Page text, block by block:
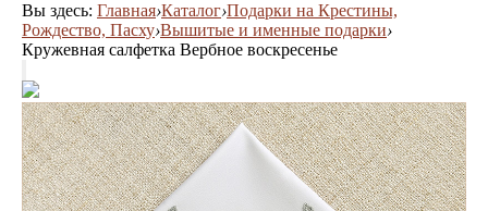
Вы здесь: Главная›Каталог›Подарки на Крестины,
Рождество, Пасху›Вышитые и именные подарки›
Кружевная салфетка Вербное воскресенье